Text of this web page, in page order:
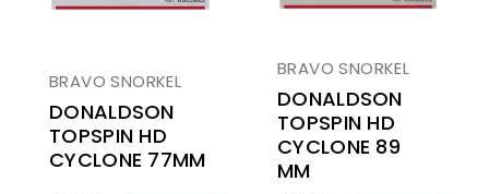
BRAVO SNORKEL
DONALDSON
TOPSPIN HD
CYCLONE 77MM
BRAVO SNORKEL
DONALDSON
TOPSPIN HD
CYCLONE 89
MM